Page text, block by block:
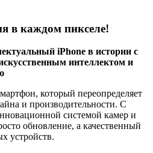
в каждом пикселе!
iPhone в истории с
интеллектом и
который переопределяет
и производительности. С
системой камер и
обновление, а качественный
устройств.